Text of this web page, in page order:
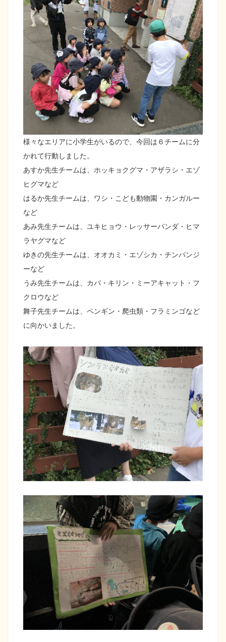
様々なエリアに小学生がいるので、今回は６チームに分
かれて行動しました。
あすか先生チームは、ホッキョクグマ・アザラシ・エゾ
ヒグマなど
はるか先生チームは、ワシ・こども動物園・カンガルー
など
あみ先生チームは、ユキヒョウ・レッサーパンダ・ヒマ
ラヤグマなど
ゆきの先生チームは、オオカミ・エゾシカ・チンパンジ
ーなど
うみ先生チームは、カバ・キリン・ミーアキャット・フ
クロウなど
舞子先生チームは、ペンギン・爬虫類・フラミンゴなど
に向かいました。